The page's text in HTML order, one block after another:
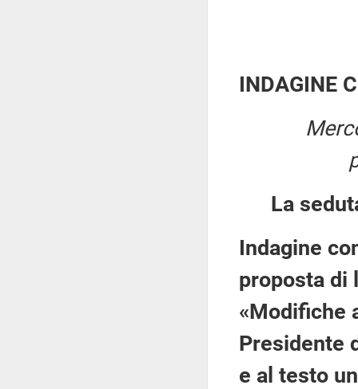
INDAGINE
La
Indagine
proposta di
«Modifiche
Presidente
e al testo